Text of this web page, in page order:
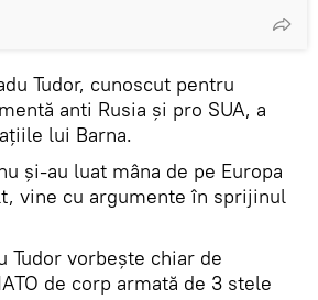
Tudor, cunoscut pentru
anti Rusia și pro SUA, a
lui Barna.
și-au luat mâna de pe Europa
vine cu argumente în sprijinul
Tudor vorbește chiar de
de corp armată de 3 stele